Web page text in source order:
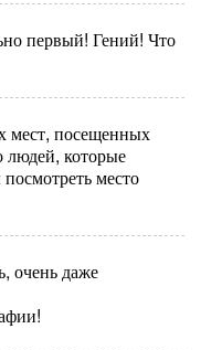
первый! Гений! Что
мест, посещенных
людей, которые
место
очень даже